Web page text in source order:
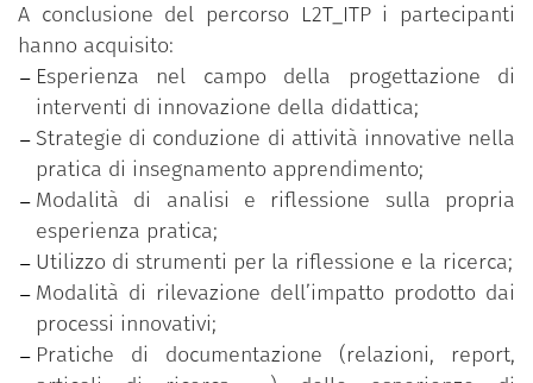
tecniche, strumenti e materiali e di individuazione
dei tempi di attuazione e delle modalità di
valutazione. Il progetto offre parallelamente
itinerari e strumenti di indagine, ricerca e
documentazione per l’acquisizione di dati,
informazioni ed evidenze volte a sostenere la
valutazione e la riflessione finale su quanto
concretizzato.
Le tematiche affrontate riguardano:
Definizione di percorsi di innovazione della
A conclusione del percorso L2T_ITP i partecipanti
hanno acquisito:
Esperienza nel campo della progettazione di
interventi di innovazione della didattica;
Strategie di conduzione di attività innovative nella
pratica di insegnamento apprendimento;
Modalità di analisi e riflessione sulla propria
esperienza pratica;
Utilizzo di strumenti per la riflessione e la ricerca;
Modalità di rilevazione dell’impatto prodotto dai
processi innovativi;
Pratiche di documentazione (relazioni, report,